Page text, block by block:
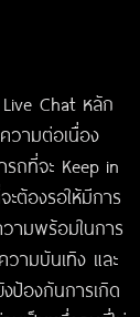
Chat หลัก
วามต่อเนื่อง
ถที่จะ Keep in
ะต้องรอให้มีการ
วามพร้อมในการ
วามบันเทิง และ
ป้องกันการเกิด